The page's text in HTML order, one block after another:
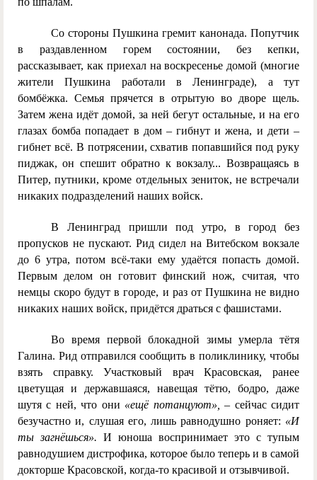
Со стороны Пушкина гремит канонада. Попутчик
в раздавленном горем состоянии, без кепки,
рассказывает, как приехал на воскресенье домой (многие
жители Пушкина работали в Ленинграде), а тут
бомбёжка. Семья прячется в отрытую во дворе щель.
Затем жена идёт домой, за ней бегут остальные, и на его
глазах бомба попадает в дом – гибнут и жена, и дети –
гибнет всё. В потрясении, схватив попавшийся под руку
пиджак, он спешит обратно к вокзалу... Возвращаясь в
Питер, путники, кроме отдельных зениток, не встречали
никаких подразделений наших войск.
В Ленинград пришли под утро, в город без
пропусков не пускают. Рид сидел на Витебском вокзале
до 6 утра, потом всё-таки ему удаётся попасть домой.
Первым делом он готовит финский нож, считая, что
немцы скоро будут в городе, и раз от Пушкина не видно
никаких наших войск, придётся драться с фашистами.
Во время первой блокадной зимы умерла тётя
Галина. Рид отправился сообщить в поликлинику, чтобы
взять справку. Участковый врач Красовская, ранее
цветущая и державшаяся, навещая тётю, бодро, даже
шутя с ней, что они «ещё потанцуют»,
– сейчас сидит
безучастно и, слушая его, лишь равнодушно роняет: «И
ты загнёшься». И юноша воспринимает это с тупым
равнодушием дистрофика, которое было теперь и в самой
докторше Красовской, когда-то красивой и отзывчивой.